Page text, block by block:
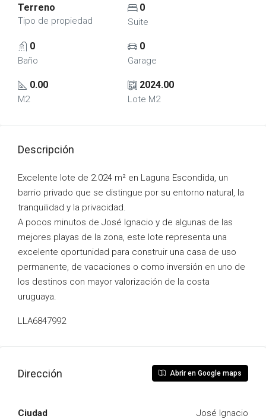
Terreno
Tipo de propiedad
0
Suite
0
Baño
0
Garage
0.00
M2
2024.00
Lote M2
Descripción
Excelente lote de 2.024 m² en Laguna Escondida, un
barrio privado que se distingue por su entorno natural, la
tranquilidad y la privacidad.
A pocos minutos de José Ignacio y de algunas de las
mejores playas de la zona, este lote representa una
excelente oportunidad para construir una casa de uso
permanente, de vacaciones o como inversión en uno de
los destinos con mayor valorización de la costa
uruguaya.
LLA6847992
Dirección Abrir en Google maps
Ciudad José Ignacio